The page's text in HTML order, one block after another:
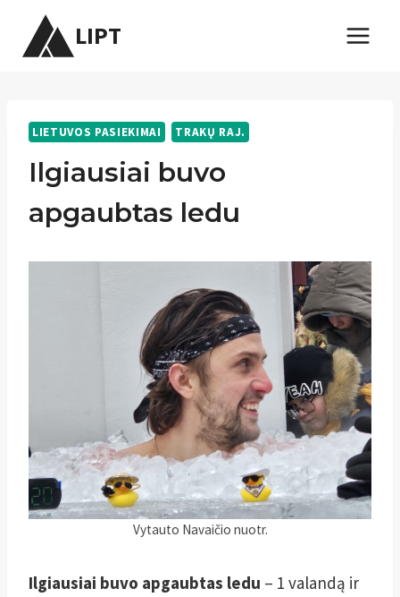
LIPT
LIETUVOS PASIEKIMAI TRAKŲ RAJ.
Ilgiausiai buvo
apgaubtas ledu
Vytauto Navaičio nuotr.
Ilgiausiai buvo apgaubtas ledu – 1 valandą ir